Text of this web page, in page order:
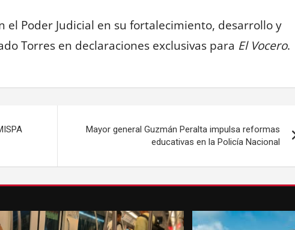
el Poder Judicial en su fortalecimiento, desarrollo y
Torres en declaraciones exclusivas para El Vocero.
Mayor general Guzmán Peralta impulsa reformas
educativas en la Policía Nacional